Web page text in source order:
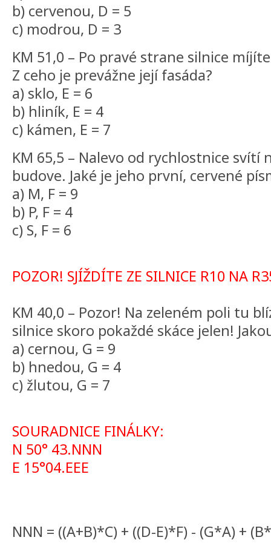
b) cervenou, D = 5
c) modrou, D = 3
KM 51,0 – Po pravé strane silnice
Z ceho je prevážne její fasáda?
a) sklo, E = 6
b) hliník, E = 4
c) kámen, E = 7
KM 65,5 – Nalevo od rychlostnice svítí
budove. Jaké je jeho první, cervené
a) M, F = 9
b) P, F = 4
c) S, F = 6
POZOR! SJÍŽDÍTE ZE SILNICE R10 NA
KM 40,0 – Pozor! Na zeleném poli tu
silnice skoro pokaždé skáce jelen!
a) cernou, G = 9
b) hnedou, G = 4
c) žlutou, G = 7
SOURADNICE FINÁLKY:
N 50° 43.NNN
E 15°04.EEE
NNN = ((A+B)*C) + ((D-E)*F) - (G*A) +